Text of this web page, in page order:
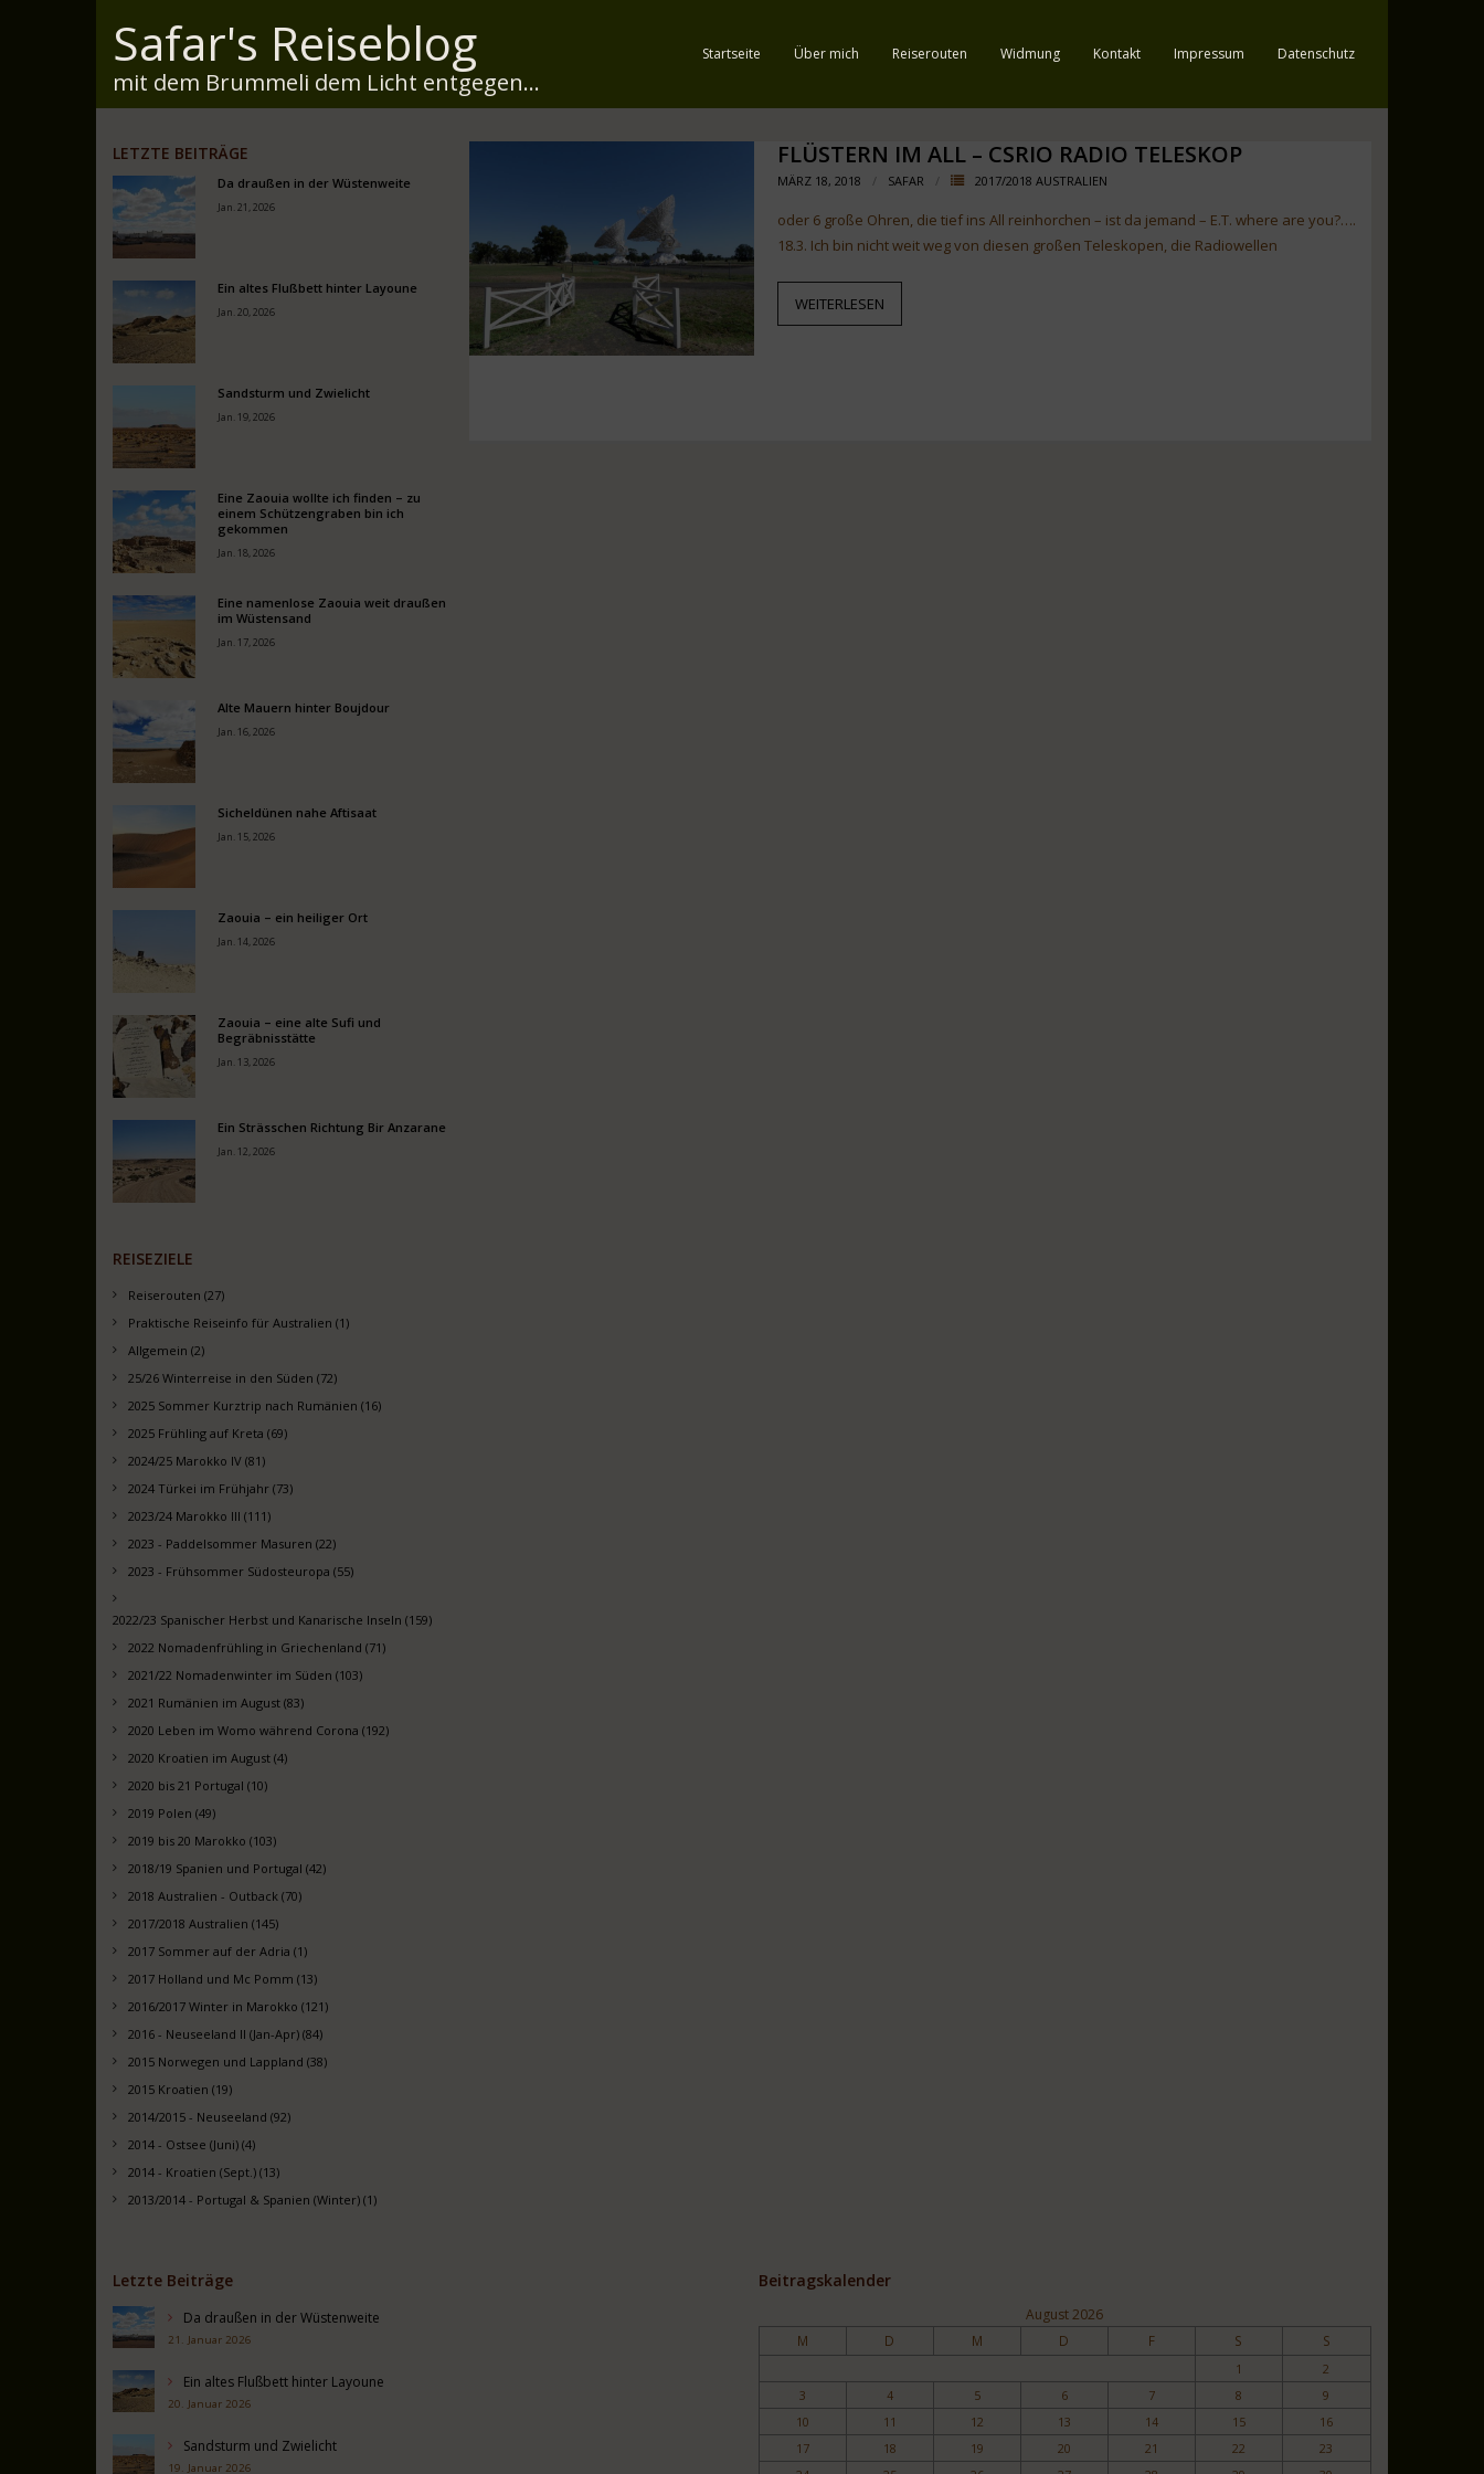
Safar's Reiseblog
mit dem Brummeli dem Licht entgegen...
Startseite Über mich Reiserouten Widmung Kontakt Impressum Datenschutz
FLÜSTERN IM ALL – CSRIO RADIO TELESKOP
MÄRZ 18, 2018 SAFAR 2017/2018 AUSTRALIEN
oder 6 große Ohren, die tief ins All reinhorchen – ist da jemand – E.T. where are you?….
18.3. Ich bin nicht weit weg von diesen großen Teleskopen, die Radiowellen
WEITERLESEN
LETZTE BEITRÄGE
Da draußen in der Wüstenweite
Jan. 21, 2026
Ein altes Flußbett hinter Layoune
Jan. 20, 2026
Sandsturm und Zwielicht
Jan. 19, 2026
Eine Zaouia wollte ich finden – zu
einem Schützengraben bin ich
gekommen
Jan. 18, 2026
Eine namenlose Zaouia weit draußen
im Wüstensand
Jan. 17, 2026
Alte Mauern hinter Boujdour
Jan. 16, 2026
Sicheldünen nahe Aftisaat
Jan. 15, 2026
Zaouia – ein heiliger Ort
Jan. 14, 2026
Zaouia – eine alte Sufi und
Begräbnisstätte
Jan. 13, 2026
Ein Strässchen Richtung Bir Anzarane
Jan. 12, 2026
REISEZIELE
Reiserouten (27)
Praktische Reiseinfo für Australien (1)
Allgemein (2)
25/26 Winterreise in den Süden (72)
2025 Sommer Kurztrip nach Rumänien (16)
2025 Frühling auf Kreta (69)
2024/25 Marokko IV (81)
2024 Türkei im Frühjahr (73)
2023/24 Marokko III (111)
2023 - Paddelsommer Masuren (22)
2023 - Frühsommer Südosteuropa (55)
2022/23 Spanischer Herbst und Kanarische Inseln (159)
2022 Nomadenfrühling in Griechenland (71)
2021/22 Nomadenwinter im Süden (103)
2021 Rumänien im August (83)
2020 Leben im Womo während Corona (192)
2020 Kroatien im August (4)
2020 bis 21 Portugal (10)
2019 Polen (49)
2019 bis 20 Marokko (103)
2018/19 Spanien und Portugal (42)
2018 Australien - Outback (70)
2017/2018 Australien (145)
2017 Sommer auf der Adria (1)
2017 Holland und Mc Pomm (13)
2016/2017 Winter in Marokko (121)
2016 - Neuseeland II (Jan-Apr) (84)
2015 Norwegen und Lappland (38)
2015 Kroatien (19)
2014/2015 - Neuseeland (92)
2014 - Ostsee (Juni) (4)
2014 - Kroatien (Sept.) (13)
2013/2014 - Portugal & Spanien (Winter) (1)
Letzte Beiträge
Da draußen in der Wüstenweite
21. Januar 2026
Ein altes Flußbett hinter Layoune
20. Januar 2026
Sandsturm und Zwielicht
19. Januar 2026
Beitragskalender
August 2026
M D M D F S S
1
2
3
4 5 6 7 8
9
10
11 12 13 14 15
16
17
18 19 20 21 22
23